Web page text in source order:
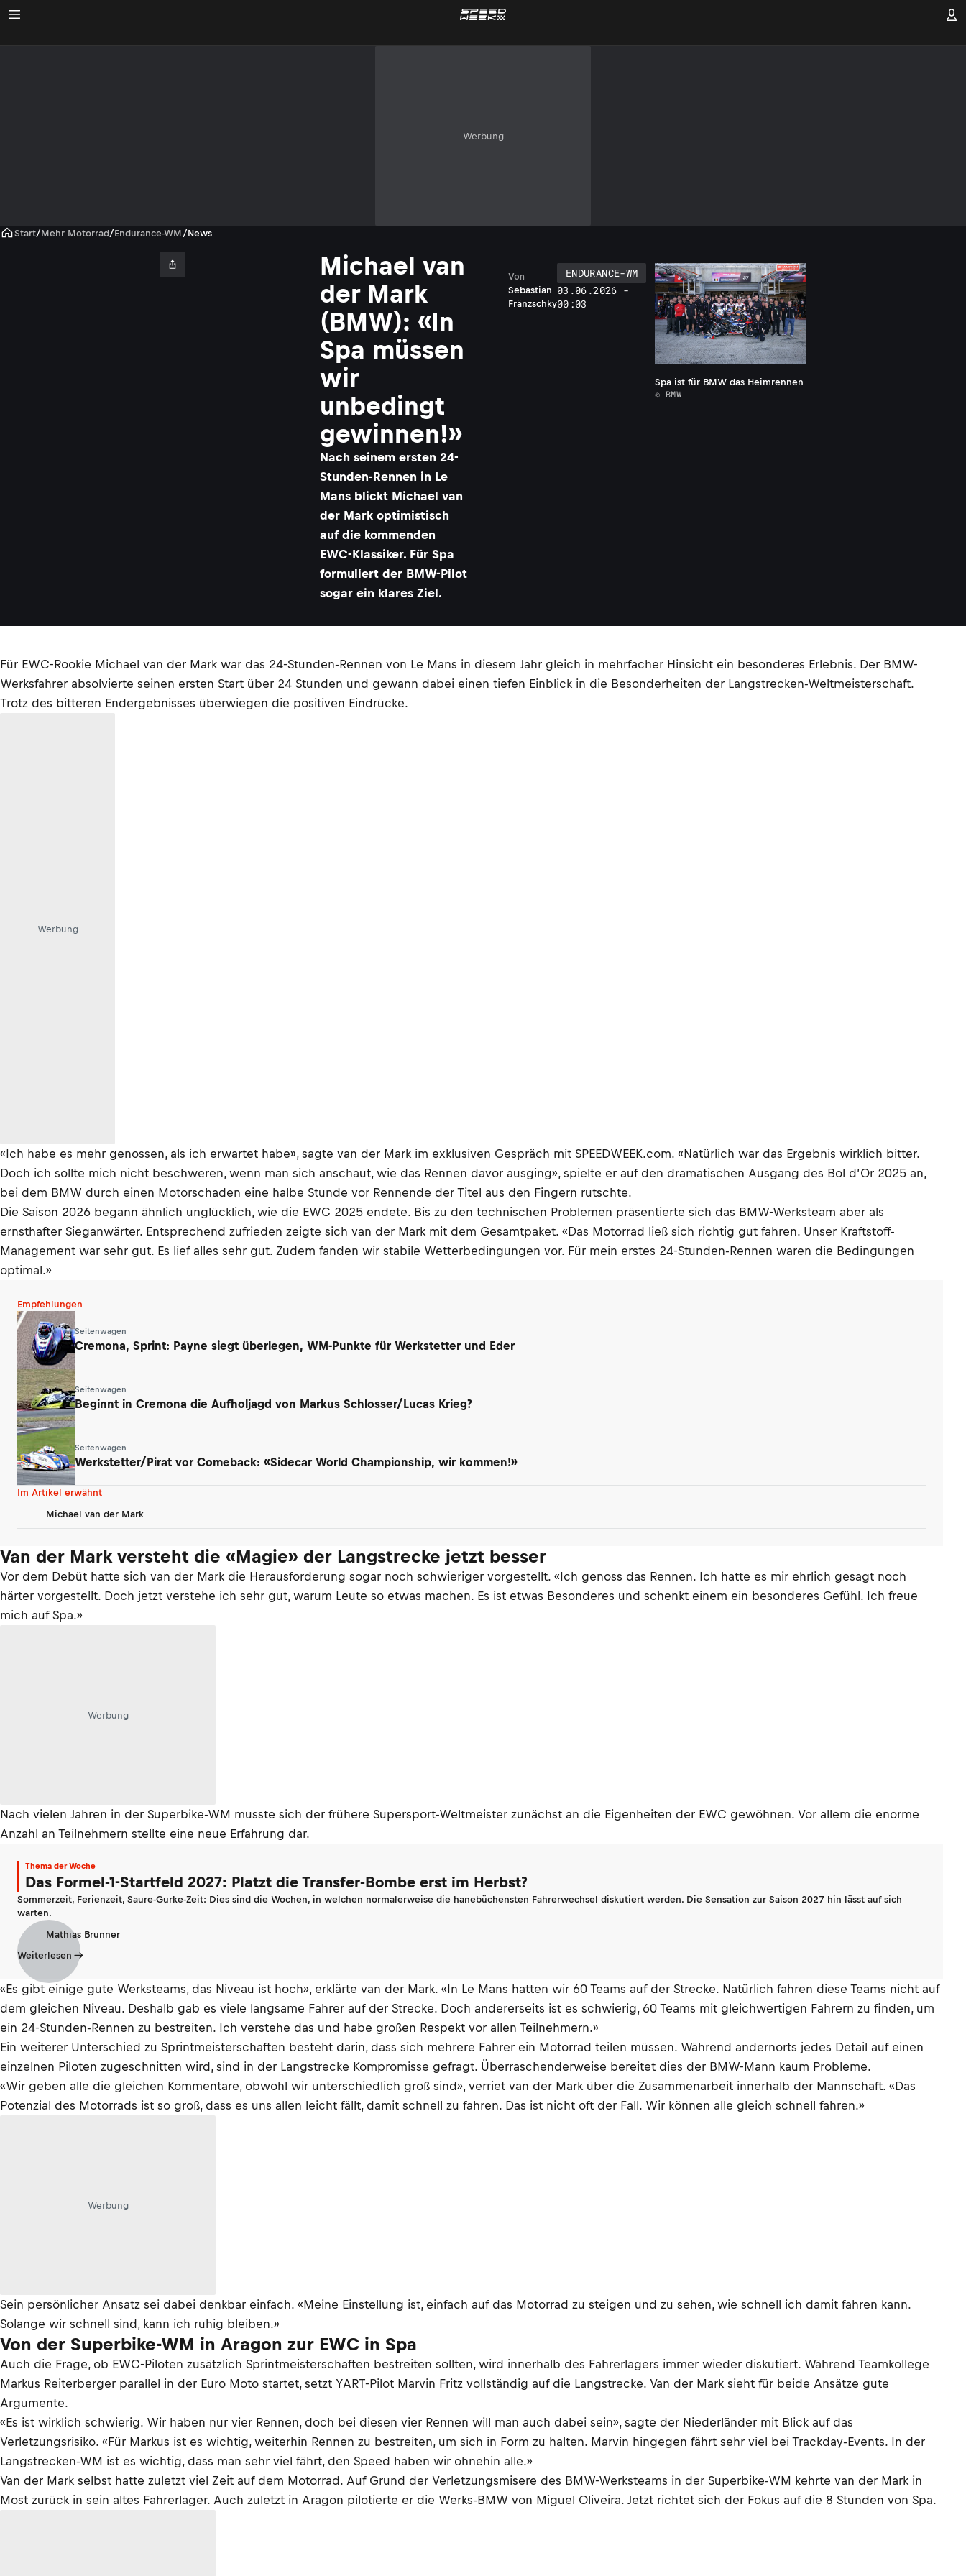
Werbung
Start/Mehr Motorrad/Endurance-WM /News
Michael van
der Mark
(BMW): «In
Spa müssen
wir
unbedingt
gewinnen!»
Nach seinem ersten 24-
Stunden-Rennen in Le
Mans blickt Michael van
der Mark optimistisch
auf die kommenden
EWC-Klassiker. Für Spa
formuliert der BMW-Pilot
sogar ein klares Ziel.
Sebastian
Fränzschky
Von
ENDURANCE-WM
03.06.2026 -
00:03
Spa ist für BMW das Heimrennen
© BMW
Für EWC-Rookie Michael van der Mark war das 24-Stunden-Rennen von Le Mans in diesem Jahr gleich in mehrfacher Hinsicht ein besonderes Erlebnis. Der BMW-
Werksfahrer absolvierte seinen ersten Start über 24 Stunden und gewann dabei einen tiefen Einblick in die Besonderheiten der Langstrecken-Weltmeisterschaft.
Trotz des bitteren Endergebnisses überwiegen die positiven Eindrücke.
Werbung
«Ich habe es mehr genossen, als ich erwartet habe», sagte van der Mark im exklusiven Gespräch mit SPEEDWEEK.com. «Natürlich war das Ergebnis wirklich bitter.
Doch ich sollte mich nicht beschweren, wenn man sich anschaut, wie das Rennen davor ausging», spielte er auf den dramatischen Ausgang des Bol d’Or 2025 an,
bei dem BMW durch einen Motorschaden eine halbe Stunde vor Rennende der Titel aus den Fingern rutschte.
Die Saison 2026 begann ähnlich unglücklich, wie die EWC 2025 endete. Bis zu den technischen Problemen präsentierte sich das BMW-Werksteam aber als
ernsthafter Sieganwärter. Entsprechend zufrieden zeigte sich van der Mark mit dem Gesamtpaket. «Das Motorrad ließ sich richtig gut fahren. Unser Kraftstoff-
Management war sehr gut. Es lief alles sehr gut. Zudem fanden wir stabile Wetterbedingungen vor. Für mein erstes 24-Stunden-Rennen waren die Bedingungen
optimal.»
Empfehlungen
Seitenwagen
Cremona, Sprint: Payne siegt überlegen, WM-Punkte für Werkstetter und Eder
Seitenwagen
Beginnt in Cremona die Aufholjagd von Markus Schlosser/Lucas Krieg?
Seitenwagen
Werkstetter/Pirat vor Comeback: «Sidecar World Championship, wir kommen!»
Im Artikel erwähnt
Michael van der Mark
Van der Mark versteht die «Magie» der Langstrecke jetzt besser
Vor dem Debüt hatte sich van der Mark die Herausforderung sogar noch schwieriger vorgestellt. «Ich genoss das Rennen. Ich hatte es mir ehrlich gesagt noch
härter vorgestellt. Doch jetzt verstehe ich sehr gut, warum Leute so etwas machen. Es ist etwas Besonderes und schenkt einem ein besonderes Gefühl. Ich freue
mich auf Spa.»
Werbung
Nach vielen Jahren in der Superbike-WM musste sich der frühere Supersport-Weltmeister zunächst an die Eigenheiten der EWC gewöhnen. Vor allem die enorme
Anzahl an Teilnehmern stellte eine neue Erfahrung dar.
Thema der Woche
Das Formel-1-Startfeld 2027: Platzt die Transfer-Bombe erst im Herbst?
Sommerzeit, Ferienzeit, Saure-Gurke-Zeit: Dies sind die Wochen, in welchen normalerweise die hanebüchensten Fahrerwechsel diskutiert werden. Die Sensation zur Saison 2027 hin lässt auf sich
warten.
Mathias Brunner
Weiterlesen
«Es gibt einige gute Werksteams, das Niveau ist hoch», erklärte van der Mark. «In Le Mans hatten wir 60 Teams auf der Strecke. Natürlich fahren diese Teams nicht auf
dem gleichen Niveau. Deshalb gab es viele langsame Fahrer auf der Strecke. Doch andererseits ist es schwierig, 60 Teams mit gleichwertigen Fahrern zu finden, um
ein 24-Stunden-Rennen zu bestreiten. Ich verstehe das und habe großen Respekt vor allen Teilnehmern.»
Ein weiterer Unterschied zu Sprintmeisterschaften besteht darin, dass sich mehrere Fahrer ein Motorrad teilen müssen. Während andernorts jedes Detail auf einen
einzelnen Piloten zugeschnitten wird, sind in der Langstrecke Kompromisse gefragt. Überraschenderweise bereitet dies der BMW-Mann kaum Probleme.
«Wir geben alle die gleichen Kommentare, obwohl wir unterschiedlich groß sind», verriet van der Mark über die Zusammenarbeit innerhalb der Mannschaft. «Das
Potenzial des Motorrads ist so groß, dass es uns allen leicht fällt, damit schnell zu fahren. Das ist nicht oft der Fall. Wir können alle gleich schnell fahren.»
Werbung
Sein persönlicher Ansatz sei dabei denkbar einfach. «Meine Einstellung ist, einfach auf das Motorrad zu steigen und zu sehen, wie schnell ich damit fahren kann.
Solange wir schnell sind, kann ich ruhig bleiben.»
Von der Superbike-WM in Aragon zur EWC in Spa
Auch die Frage, ob EWC-Piloten zusätzlich Sprintmeisterschaften bestreiten sollten, wird innerhalb des Fahrerlagers immer wieder diskutiert. Während Teamkollege
Markus Reiterberger parallel in der Euro Moto startet, setzt YART-Pilot Marvin Fritz vollständig auf die Langstrecke. Van der Mark sieht für beide Ansätze gute
Argumente.
«Es ist wirklich schwierig. Wir haben nur vier Rennen, doch bei diesen vier Rennen will man auch dabei sein», sagte der Niederländer mit Blick auf das
Verletzungsrisiko. «Für Markus ist es wichtig, weiterhin Rennen zu bestreiten, um sich in Form zu halten. Marvin hingegen fährt sehr viel bei Trackday-Events. In der
Langstrecken-WM ist es wichtig, dass man sehr viel fährt, den Speed haben wir ohnehin alle.»
Van der Mark selbst hatte zuletzt viel Zeit auf dem Motorrad. Auf Grund der Verletzungsmisere des BMW-Werksteams in der Superbike-WM kehrte van der Mark in
Most zurück in sein altes Fahrerlager. Auch zuletzt in Aragon pilotierte er die Werks-BMW von Miguel Oliveira. Jetzt richtet sich der Fokus auf die 8 Stunden von Spa.